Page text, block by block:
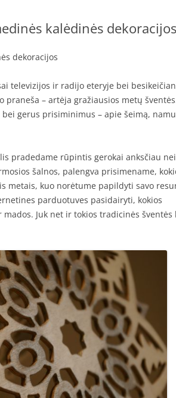
kalėdinės dekoracijos
dekoracijos
televizijos ir radijo eteryje bei
– artėja gražiausios metų
gerus prisiminimus – apie šeimą,
pradedame rūpintis gerokai anksčiau nei
šalnos, palengva prisimename,
metais, kuo norėtume papildyti savo
parduotuves pasidairyti, kokios
Juk net ir tokios tradicinės šventės